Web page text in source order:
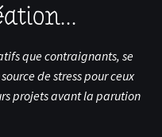
que contraignants, se
de stress pour ceux
projets avant la parution